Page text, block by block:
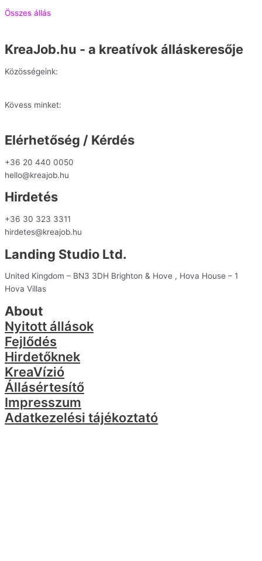
Összes állás
KreaJob.hu - a kreatívok álláskeresője
Közösségeink:
Kövess minket:
Elérhetőség / Kérdés
+36 20 440 0050
hello@kreajob.hu
Hirdetés
+36 30 323 3311
hirdetes@kreajob.hu
Landing Studio Ltd.
United Kingdom – BN3 3DH Brighton & Hove , Hova House – 1
Hova Villas
About
Nyitott állások
Fejlődés
Hirdetőknek
KreaVízió
Állásértesítő
Impresszum
Adatkezelési tájékoztató